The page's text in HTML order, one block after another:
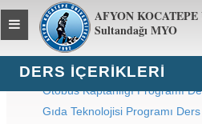
AFYON
Sultandağı MYO
Toggle
global
navigation
DERS İÇERIKLERI
Otobüs Kaptanlığı Programı
Gıda Teknolojisi Programı